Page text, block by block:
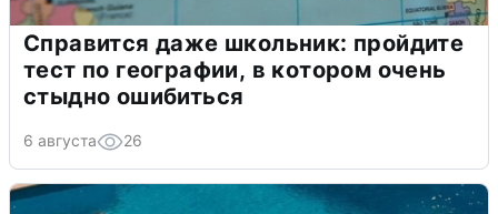
Справится даже школьник: пройдите
тест по географии, в котором очень
стыдно ошибиться
6 августа 26